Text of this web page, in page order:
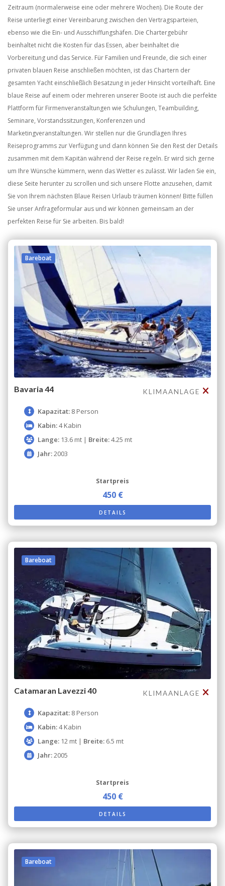
Zeitraum (normalerweise eine oder mehrere Wochen). Die Route der
Reise unterliegt einer Vereinbarung zwischen den Vertragsparteien,
ebenso wie die Ein- und Ausschiffungshäfen. Die Chartergebühr
beinhaltet nicht die Kosten für das Essen, aber beinhaltet die
Vorbereitung und das Service. Für Familien und Freunde, die sich einer
privaten blauen Reise anschließen möchten, ist das Chartern der
gesamten Yacht einschließlich Besatzung in jeder Hinsicht vorteilhaft. Eine
blaue Reise auf einem oder mehreren unserer Boote ist auch die perfekte
Plattform für Firmenveranstaltungen wie Schulungen, Teambuilding,
Seminare, Vorstandssitzungen, Konferenzen und
Marketingveranstaltungen. Wir stellen nur die Grundlagen Ihres
Reiseprogramms zur Verfügung und dann können Sie den Rest der Details
zusammen mit dem Kapitän während der Reise regeln. Er wird sich gerne
um Ihre Wünsche kümmern, wenn das Wetter es zulässt. Wir laden Sie ein,
diese Seite herunter zu scrollen und sich unsere Flotte anzusehen, damit
Sie von Ihrem nächsten Blaue Reisen Urlaub träumen können! Bitte füllen
Sie unser Anfrageformular aus und wir können gemeinsam an der
perfekten Reise für Sie arbeiten. Bis bald!
Bareboat
Bavaria 44 KLIMAANLAGE
Kapazitat: 8 Person
Kabin:4 Kabin
Lange: 13.6 mt | Breite:4.25 mt
Jahr:2003
Startpreis
450 €
DETAILS
Bareboat
Catamaran Lavezzi 40 KLIMAANLAGE
Kapazitat: 8 Person
Kabin:4 Kabin
Lange: 12 mt | Breite: 6.5 mt
Jahr:2005
Startpreis
450 €
DETAILS
Bareboat